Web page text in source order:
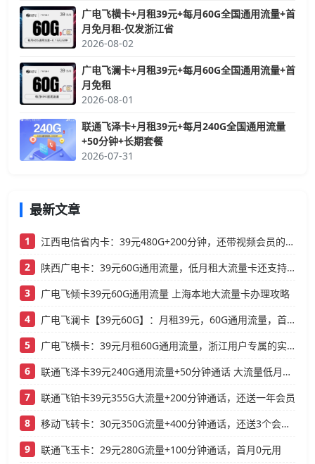
广电飞横卡+月租39元+每月60G全国通用流量+首
月免月租-仅发浙江省
2026-08-02
广电飞澜卡+月租39元+每月60G全国通用流量+首
月免租
2026-08-01
联通飞泽卡+月租39元+每月240G全国通用流量
+50分钟+长期套餐
2026-07-31
最新文章
1
江西电信省内卡：39元480G+200分钟，还带视频会员的大流量卡
2
陕西广电卡：39元60G通用流量，低月租大流量卡还支持结转
3
广电飞倾卡39元60G通用流量 上海本地大流量卡办理攻略
4
广电飞澜卡【39元60G】：月租39元，60G通用流量，首月免费真香！
5
广电飞横卡：39元月租60G通用流量，浙江用户专属的实用型套餐
6
联通飞泽卡39元240G通用流量+50分钟通话 大流量低月租办理指南
7
联通飞铂卡39元355G大流量+200分钟通话，还送一年会员
8
移动飞转卡：30元350G流量+400分钟通话，还送3个会员的低月租神卡
9
联通飞玉卡：29元280G流量+100分钟通话，首月0元用